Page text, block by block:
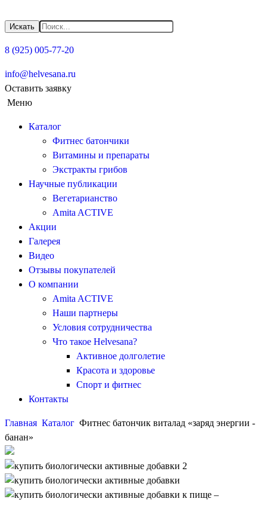
Искать Искать
8 (925) 005-77-20
info@helvesana.ru
Оставить заявку
Меню
Каталог
Фитнес батончики
Витамины и препараты
Экстракты грибов
Научные публикации
Вегетарианство
Amita ACTIVE
Акции
Галерея
Видео
Отзывы покупателей
О компании
Amita ACTIVЕ
Наши партнеры
Условия сотрудничества
Что такое Helvesana?
Активное долголетие
Красота и здоровье
Спорт и фитнес
Контакты
Главная Каталог Фитнес батончик виталад «заряд энергии -
банан»